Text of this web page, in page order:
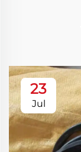
23
Jul